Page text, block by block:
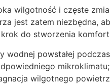
wilgotność i częste
jest zatem niezbędna,
do stworzenia
wodnej powstałej
mikroklimatu;
wilgotnego